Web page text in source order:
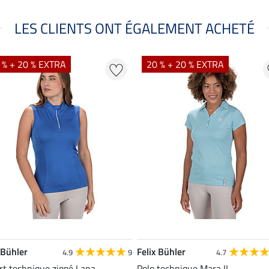
LES CLIENTS ONT ÉGALEMENT ACHETÉ
+ 20 % EXTRA
4.9 9
20 % + 20 % EXTRA
Felix Bühler 4.7